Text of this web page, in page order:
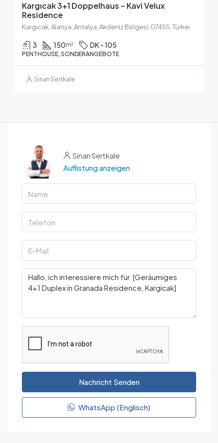
Kargıcak 3+1 Doppelhaus – Kavi Velux
Residence
Kargıcak, Alanya, Antalya, Akdeniz Bölgesi, 07455, Türkei
3 150m² DK - 105
PENTHOUSE, SONDERANGEBOTE
Sinan Sertkale
Sinan Sertkale
Auflistung anzeigen
Nachricht Senden
WhatsApp (Englisch)